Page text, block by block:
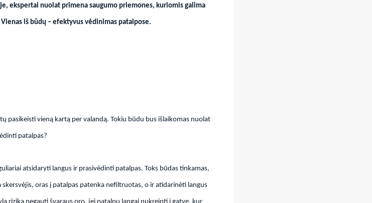
ekspertai nuolat primena saugumo priemones, kuriomis galima
iš būdų – efektyvus vėdinimas patalpose.
pasikeisti vieną kartą per valandą. Tokiu būdu bus išlaikomas nuolat
patalpas?
atsidaryti langus ir prasivėdinti patalpas. Toks būdas tinkamas,
oras į patalpas patenka nefiltruotas, o ir atidarinėti langus